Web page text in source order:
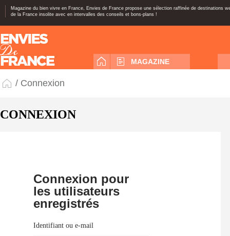
Magazine du bien vivre en France, Envies de France propose une sélection raffinée de destinations
de la France insolite avec en intervalles des conseils et bons-plans !
MAGAZINE
/ Connexion
CONNEXION
Connexion pour
les utilisateurs
enregistrés
Identifiant ou e-mail